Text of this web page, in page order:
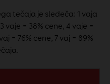
tečaja je sledeča: 1 vaja
vaje = 38% cene, 4 vaje =
= 76% cene, 7 vaj = 89%